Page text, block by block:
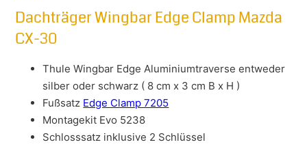
Dachträger Wingbar Edge Clamp Mazda
CX-30
Thule Wingbar Edge Aluminiumtraverse entweder
silber oder schwarz ( 8 cm x 3 cm B x H )
Fußsatz Edge Clamp 7205
Montagekit Evo 5238
Schlosssatz inklusive 2 Schlüssel